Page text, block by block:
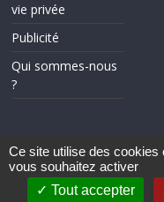
vie privée
Publicité
Qui sommes-nous
?
Copyright © 2026
Theme ColorMag par
Ce site utilise des cookies
vous souhaitez activer
Tout accepter